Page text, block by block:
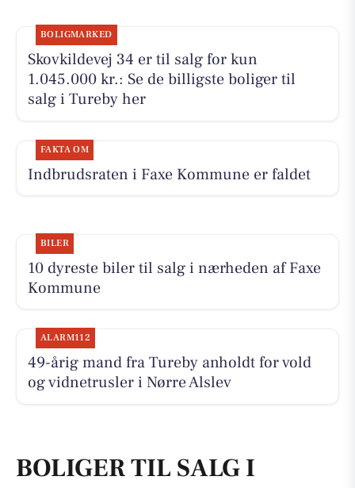
BOLIGMARKED
Skovkildevej 34 er til salg for kun
1.045.000 kr.: Se de billigste boliger til
salg i Tureby her
FAKTA OM
Indbrudsraten i Faxe Kommune er faldet
BILER
10 dyreste biler til salg i nærheden af Faxe
Kommune
ALARM112
49-årig mand fra Tureby anholdt for vold
og vidnetrusler i Nørre Alslev
BOLIGER TIL SALG I